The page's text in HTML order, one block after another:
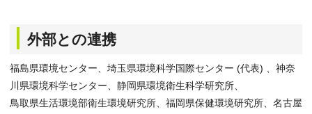
外部との連携
福島県環境センター、埼玉県環境科学国際センター (代表) 、神奈
川県環境科学センター、静岡県環境衛生科学研究所、
鳥取県生活環境部衛生環境研究所、福岡県保健環境研究所、名古屋